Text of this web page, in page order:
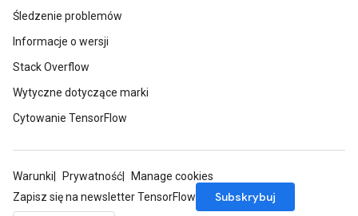
Śledzenie problemów
Informacje o wersji
Stack Overflow
Wytyczne dotyczące marki
Cytowanie TensorFlow
Warunki Prywatność
Manage cookies
Zapisz się na newsletter TensorFlow
Subskrybuj